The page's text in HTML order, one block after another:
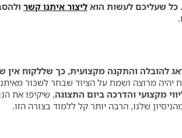
שעליכם לעשות הוא ליצור איתנו קשר
להובלה והתקנה מקצועית, כך שללקוח אין
יהיה מרוצה ושמח על הציוד שבחר לשכור
מקצועי והדרכה ביום התצוגה, שיקיפו את
שלנו, הרבה יותר קל ללמוד בצורה הזו.